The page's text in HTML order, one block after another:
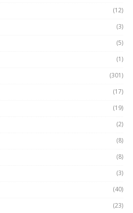
(12)
(3)
(5)
(1)
(301)
(17)
(19)
(2)
(8)
(8)
(3)
(40)
(23)